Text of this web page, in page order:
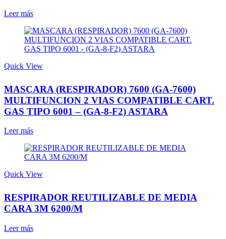
Leer más
Quick View
MASCARA (RESPIRADOR) 7600 (GA-7600)
MULTIFUNCION 2 VIAS COMPATIBLE CART.
GAS TIPO 6001 – (GA-8-F2) ASTARA
Leer más
Quick View
RESPIRADOR REUTILIZABLE DE MEDIA
CARA 3M 6200/M
Leer más